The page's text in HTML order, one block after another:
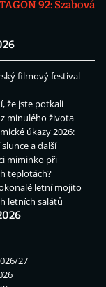
92: Szabová
filmový festival
že jste potkali
minulého života
úkazy 2026:
a další
miminko při
teplotách?
letní mojito
letních salátů
27